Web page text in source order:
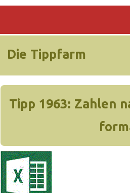
Die Tippfarm
Tipp 1963: Zahlen